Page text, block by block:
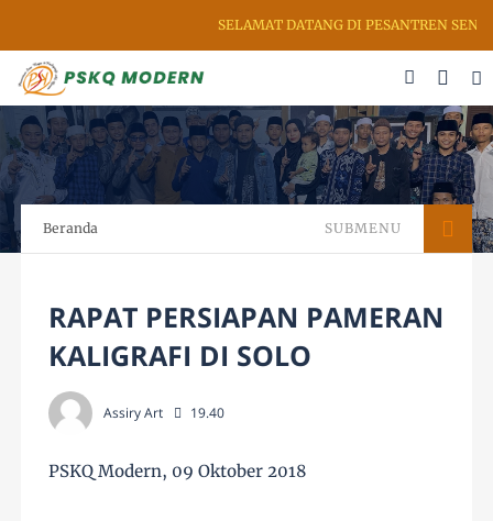
SELAMAT DATANG DI PESANTREN SENI
Beranda SUBMENU
RAPAT PERSIAPAN PAMERAN
KALIGRAFI DI SOLO
Assiry Art 19.40
PSKQ Modern, 09 Oktober 2018